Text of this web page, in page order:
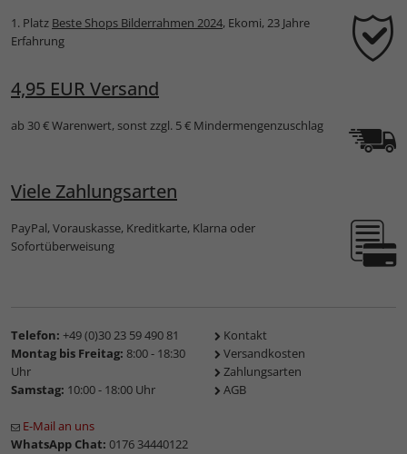
1. Platz Beste Shops Bilderrahmen 2024, Ekomi, 23 Jahre
Erfahrung
4,95 EUR Versand
ab 30 € Warenwert, sonst zzgl. 5 € Mindermengenzuschlag
Viele Zahlungsarten
PayPal, Vorauskasse, Kreditkarte, Klarna oder
Sofortüberweisung
Telefon: +49 (0)30 23 59 490 81
Montag bis Freitag: 8:00 - 18:30
Uhr
Samstag: 10:00 - 18:00 Uhr
E-Mail an uns
WhatsApp Chat: 0176 34440122
Kontakt
Versandkosten
Zahlungsarten
AGB